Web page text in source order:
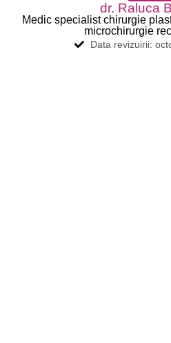
dr. Raluca
Medic specialist chirurgie
microchirurgie
Data revizuirii: